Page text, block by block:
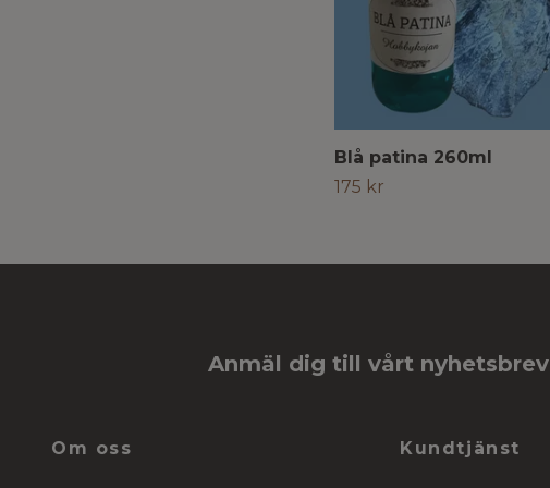
Blå patina 260ml
175 kr
Anmäl dig till vårt nyhetsbrev
Om oss Kundtjänst